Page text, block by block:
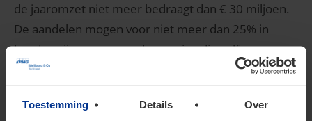
Toestemming Details Over
de jaaromzet niet meer bedraagt dan € 30 miljoen.
De aandelen mogen voor niet meer dan 25% in
handen zijn van een onderneming die zelf geen
starter is. Op het tijdstip waarop de aandelen niet
vermogenswinstbelasting voldoen geldt een fictieve